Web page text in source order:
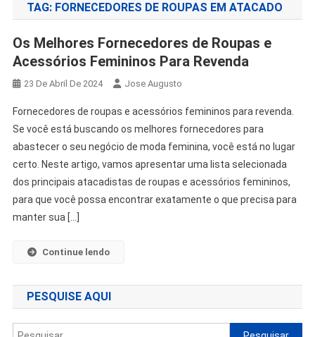
TAG: FORNECEDORES DE ROUPAS EM ATACADO
Os Melhores Fornecedores de Roupas e
Acessórios Femininos Para Revenda
23 De Abril De 2024 Jose Augusto
Fornecedores de roupas e acessórios femininos para revenda.
Se você está buscando os melhores fornecedores para
abastecer o seu negócio de moda feminina, você está no lugar
certo. Neste artigo, vamos apresentar uma lista selecionada
dos principais atacadistas de roupas e acessórios femininos,
para que você possa encontrar exatamente o que precisa para
manter sua […]
Continue lendo
PESQUISE AQUI
Pesquisar